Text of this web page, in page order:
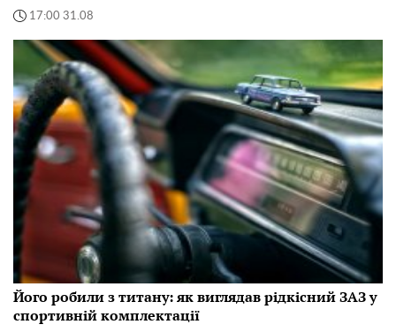
17:00 31.08
Його робили з титану: як виглядав рідкісний ЗАЗ у
спортивній комплектації